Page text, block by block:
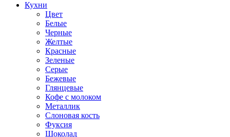
Кухни
Цвет
Белые
Черные
Желтые
Красные
Зеленые
Серые
Бежевые
Глянцевые
Кофе с молоком
Металлик
Слоновая кость
Фуксия
Шоколад